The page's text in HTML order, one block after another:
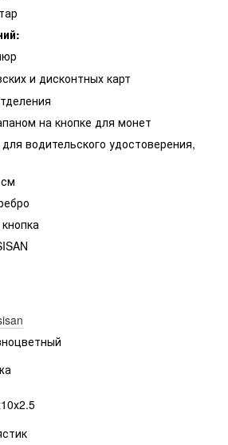
и дисконтных карт
на кнопке для монет
водительского удостоверения,